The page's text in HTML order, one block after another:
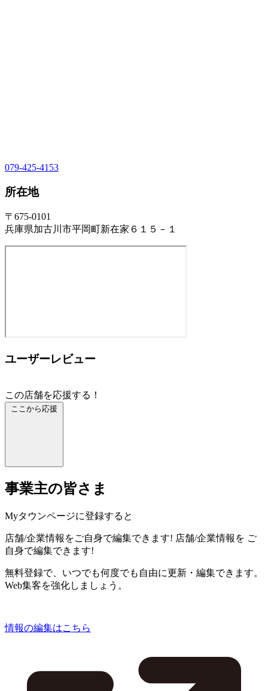
079-425-4153
所在地
〒675-0101
兵庫県加古川市平岡町新在家６１５－１
ユーザーレビュー
この店舗を応援する！
ここから応援
事業主の皆さま
Myタウンページに登録すると
店舗/企業情報をご自身で編集できます! 店舗/企業情報を ご
自身で編集できます!
無料登録で、いつでも何度でも自由に更新・編集できます。
Web集客を強化しましょう。
情報の編集はこちら